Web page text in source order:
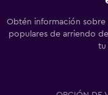
Obtén información sobre
populares de arriendo
tu